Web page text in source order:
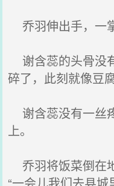
乔羽伸出手，一
谢含蕊的头骨没
碎了，此刻就像豆
谢含蕊没有一丝
上。
乔羽将饭菜倒在